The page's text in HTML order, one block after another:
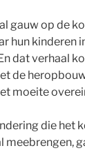
gauw op de
hun kinderen
dat verhaal
de
moeite
die het